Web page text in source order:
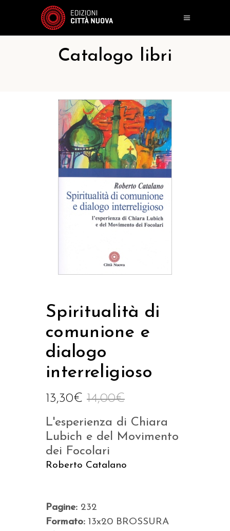
Catalogo libri
Spiritualità di
comunione e
dialogo
interreligioso
14,00€
13,30€
L'esperienza di Chiara
Lubich e del Movimento
dei Focolari
Roberto Catalano
Pagine: 232
Formato: 13x20 BROSSURA